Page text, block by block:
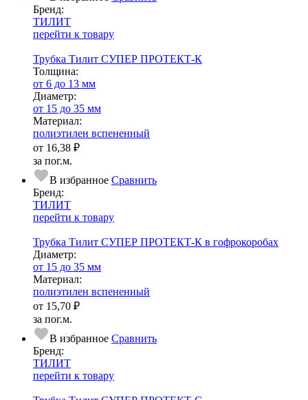
Бренд:
ТИЛИТ
перейти к товару
Трубка Тилит СУПЕР ПРОТЕКТ-К
Тол­щи­на:
от 6 до 13 мм
Диаметр:
от 15 до 35 мм
Ма­­те­­ри­­ал:
полиэтилен вспененный
от 16,38 ₽
за пог.м.
В избранное Сравнить
Бренд:
ТИЛИТ
перейти к товару
Трубка Тилит СУПЕР ПРОТЕКТ-К в гофрокоробах
Диаметр:
от 15 до 35 мм
Ма­­те­­ри­­ал:
полиэтилен вспененный
от 15,70 ₽
за пог.м.
В избранное Сравнить
Бренд:
ТИЛИТ
перейти к товару